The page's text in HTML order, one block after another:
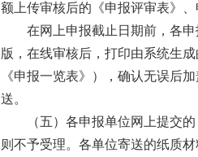
额上传审核后的《申报评审表》
在网上申报截止日期前，各申
版，在线审核后，打印由系统生
《申报一览表》），确认无误后
送。
（五）各申报单位网上提交的
则不予受理。各单位寄送的纸质